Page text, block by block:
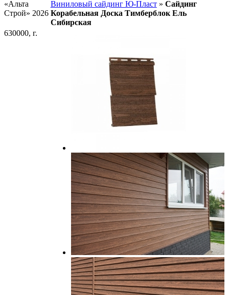
Виниловый сайдинг Ю-Пласт» Сайдинг
Корабельная Доска Тимберблок Ель
Сибирская
«Альта
Строй» 2026
630000, г.